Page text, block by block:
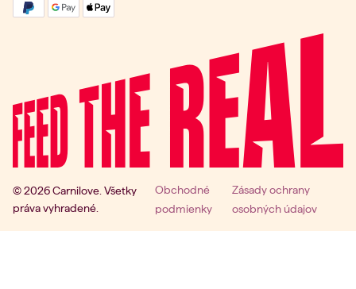
© 2026 Carnilove. Všetky
práva vyhradené.
Obchodné
podmienky
Zásady ochrany
osobných údajov